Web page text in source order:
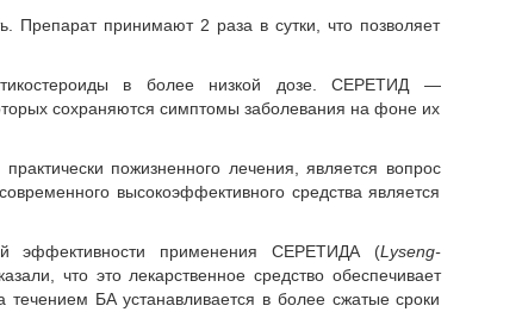
принимают 2 раза в сутки, что позволяет
в более низкой дозе. СЕРЕТИД —
сохраняются симптомы заболевания на фоне их
пожизненного лечения, является вопрос
высокоэффективного средства является
эффективности применения СЕРЕТИДА (Lyseng-
что это лекарственное средство обеспечивает
БА устанавливается в более сжатые сроки